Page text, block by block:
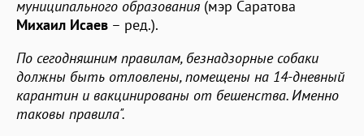
муниципального образования (мэр Саратова
Михаил Исаев – ред.).
По сегодняшним правилам, безнадзорные собаки
должны быть отловлены, помещены на 14-дневный
карантин и вакцинированы от бешенства. Именно
таковы правила".